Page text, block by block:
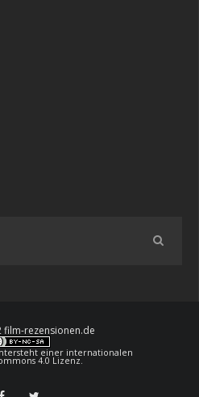
film-rezensionen.de
einer internationalen
4.0 Lizenz